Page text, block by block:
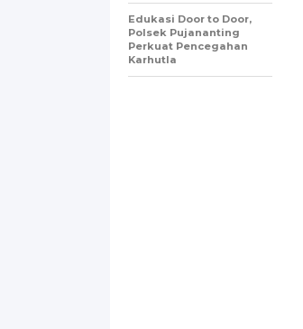
Edukasi Door to Door,
Polsek Pujananting
Perkuat Pencegahan
Karhutla